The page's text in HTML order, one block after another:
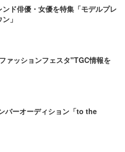
ド俳優・女優を特集「モデルプレ
」
ァッションフェスタ"TGC情報を
バーオーディション「to the